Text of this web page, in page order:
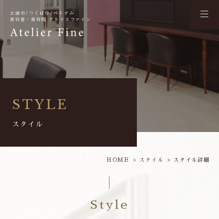
土浦市/つくば市/ベトナム
美容室・美容院 アトリエファイン
STYLE
スタイル
HOME スタイル スタイル詳細
Style